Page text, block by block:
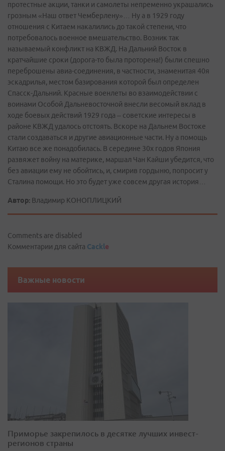
протестные акции, танки и самолеты непременно украшались
грозным «Наш ответ Чемберлену»… Ну а в 1929 году
отношения с Китаем накалились до такой степени, что
потребовалось военное вмешательство. Возник так
называемый конфликт на КВЖД. На Дальний Восток в
кратчайшие сроки (дорога-то была проторена!) были спешно
переброшены авиа-соединения, в частности, знаменитая 40я
эскадрилья, местом базирования которой был определен
Спасск­-Дальний. Красные военлеты во взаимодействии с
воинами Особой Дальневосточной внесли весомый вклад в
ходе боевых действий 1929 года – советские интересы в
районе КВЖД удалось отстоять. Вскоре на Дальнем Востоке
стали создаваться и другие авиационные части. Ну а помощь
Китаю все же понадобилась. В середине 30х годов Япония
развяжет войну на материке, маршал Чан Кайши убедится, что
без авиации ему не обойтись, и, смирив гордыню, попросит у
Сталина помощи. Но это будет уже совсем другая история…
Автор: Владимир КОНОПЛИЦКИЙ
Comments are disabled
Комментарии для сайта Cackle
Важные новости
Приморье закрепилось в десятке лучших инвест-
регионов страны